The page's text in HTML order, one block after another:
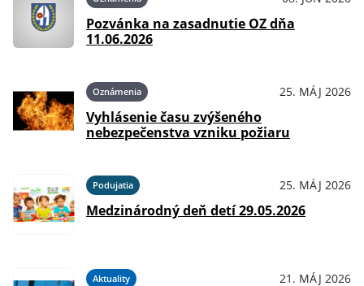
Pozvánka na zasadnutie OZ dňa
11.06.2026
Oznámenia 25. MÁJ 2026
Vyhlásenie času zvýšeného
nebezpečenstva vzniku požiaru
Podujatia 25. MÁJ 2026
Medzinárodný deň detí 29.05.2026
Aktuality 21. MÁJ 2026